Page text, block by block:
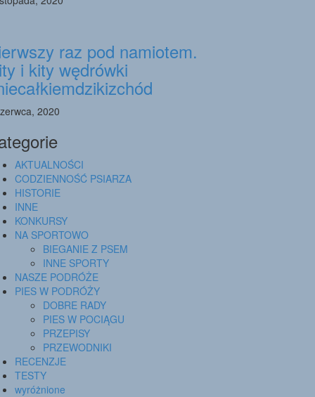
raz pod namiotem.
i kity wędrówki
2020
AKTUALNOŚCI
CODZIENNOŚĆ PSIARZA
HISTORIE
INNE
KONKURSY
NA SPORTOWO
BIEGANIE Z PSEM
INNE SPORTY
NASZE PODRÓŻE
PIES W PODRÓŻY
DOBRE RADY
PIES W POCIĄGU
PRZEPISY
PRZEWODNIKI
RECENZJE
TESTY
wyróżnione